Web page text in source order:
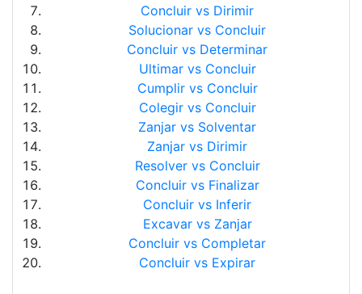
Concluir vs Dirimir
Solucionar vs Concluir
Concluir vs Determinar
Ultimar vs Concluir
Cumplir vs Concluir
Colegir vs Concluir
Zanjar vs Solventar
Zanjar vs Dirimir
Resolver vs Concluir
Concluir vs Finalizar
Concluir vs Inferir
Excavar vs Zanjar
Concluir vs Completar
Concluir vs Expirar